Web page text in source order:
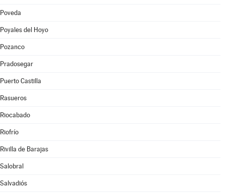
Poveda
Poyales del Hoyo
Pozanco
Pradosegar
Puerto Castilla
Rasueros
Riocabado
Riofrío
Rivilla de Barajas
Salobral
Salvadiós